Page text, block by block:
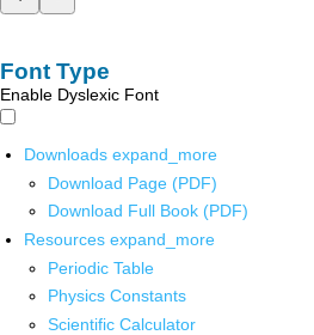
Font Type
Enable Dyslexic Font
Downloads expand_more
Download Page (PDF)
Download Full Book (PDF)
Resources expand_more
Periodic Table
Physics Constants
Scientific Calculator